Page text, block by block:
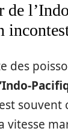
de
des
souvent
vitesse